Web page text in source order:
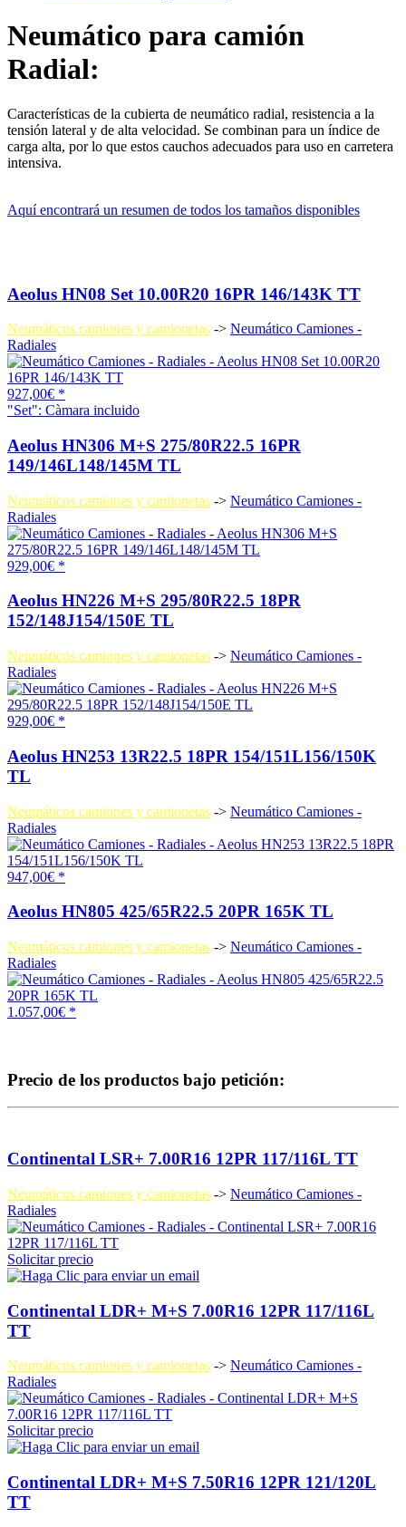
Neumático para camión
Radial:
Características de la cubierta de neumático radial, resistencia a la
tensión lateral y de alta velocidad. Se combinan para un índice de
carga alta, por lo que estos cauchos adecuados para uso en carretera
intensiva.
Aquí encontrará un resumen de todos los tamaños disponibles
Aeolus HN08 Set 10.00R20 16PR 146/143K TT
Neumáticos camiones y camionetas -> Neumático Camiones -
Radiales
927,00€ *
"Set": Càmara incluido
Aeolus HN306 M+S 275/80R22.5 16PR
149/146L148/145M TL
Neumáticos camiones y camionetas -> Neumático Camiones -
Radiales
929,00€ *
Aeolus HN226 M+S 295/80R22.5 18PR
152/148J154/150E TL
Neumáticos camiones y camionetas -> Neumático Camiones -
Radiales
929,00€ *
Aeolus HN253 13R22.5 18PR 154/151L156/150K
TL
Neumáticos camiones y camionetas -> Neumático Camiones -
Radiales
947,00€ *
Aeolus HN805 425/65R22.5 20PR 165K TL
Neumáticos camiones y camionetas -> Neumático Camiones -
Radiales
1.057,00€ *
Precio de los productos bajo petición:
Continental LSR+ 7.00R16 12PR 117/116L TT
Neumáticos camiones y camionetas -> Neumático Camiones -
Radiales
Solicitar precio
Continental LDR+ M+S 7.00R16 12PR 117/116L
TT
Neumáticos camiones y camionetas -> Neumático Camiones -
Radiales
Solicitar precio
Continental LDR+ M+S 7.50R16 12PR 121/120L
TT